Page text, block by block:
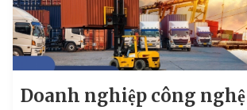
Doanh nghiệp công